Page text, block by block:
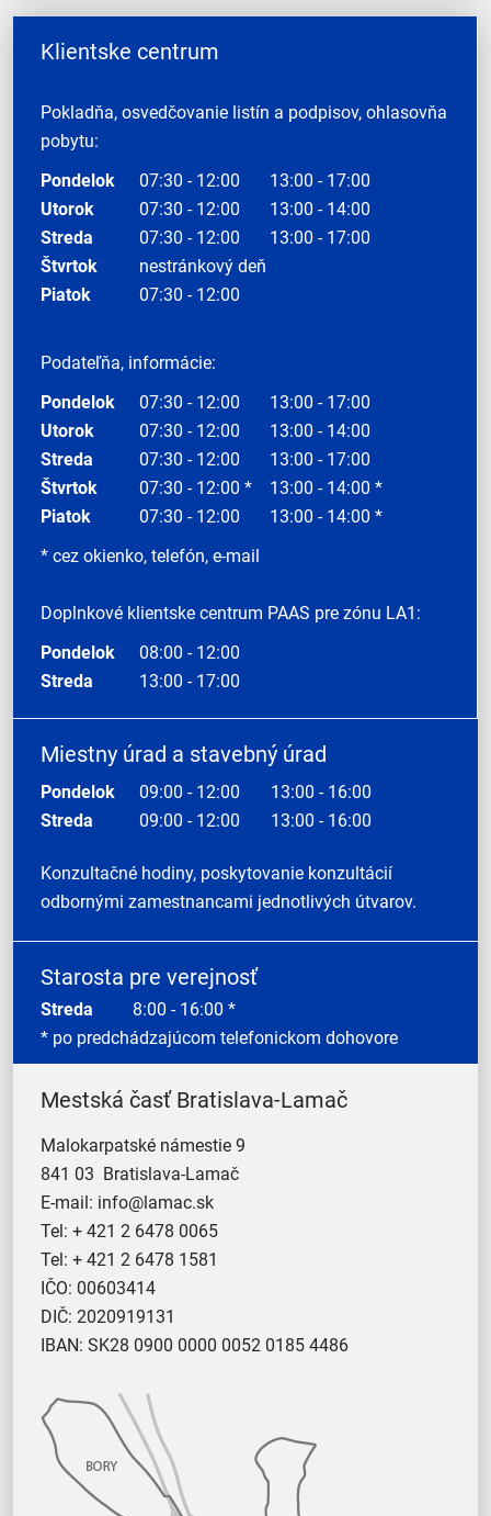
Klientske centrum
Pokladňa, osvedčovanie listín a podpisov, ohlasovňa
pobytu:
Pondelok
07:30 - 12:00
13:00 - 17:00
Utorok
07:30 - 12:00
13:00 - 14:00
Streda
07:30 - 12:00
13:00 - 17:00
Štvrtok
nestránkový deň
Piatok
07:30 - 12:00
Podateľňa, informácie:
Pondelok
07:30 - 12:00
13:00 - 17:00
Utorok
07:30 - 12:00
13:00 - 14:00
Streda
07:30 - 12:00
13:00 - 17:00
Štvrtok
07:30 - 12:00 *
13:00 - 14:00 *
Piatok
07:30 - 12:00
13:00 - 14:00 *
* cez okienko, telefón, e-mail
Doplnkové klientske centrum PAAS pre zónu LA1:
Pondelok
08:00 - 12:00
Streda
13:00 - 17:00
Miestny úrad a stavebný úrad
Pondelok 09:00 - 12:00
13:00 - 16:00
Streda
09:00 - 12:00 13:00 - 16:00
Konzultačné hodiny, poskytovanie konzultácií
odbornými zamestnancami jednotlivých útvarov.
Starosta pre verejnosť
Streda 8:00 - 16:00 *
* po predchádzajúcom telefonickom dohovore
Mestská časť Bratislava-Lamač
Malokarpatské námestie 9
841 03 Bratislava-Lamač
E-mail: info@lamac.sk
Tel: + 421 2 6478 0065
Tel: + 421 2 6478 1581
IČO: 00603414
DIČ: 2020919131
IBAN: SK28 0900 0000 0052 0185 4486